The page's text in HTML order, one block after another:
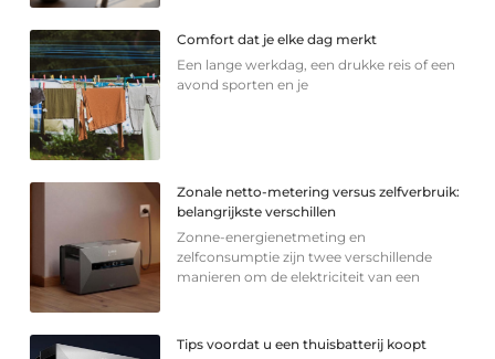
Comfort dat je elke dag merkt
Een lange werkdag, een drukke reis of een
avond sporten en je
Zonale netto-metering versus zelfverbruik:
belangrijkste verschillen
Zonne-energienetmeting en
zelfconsumptie zijn twee verschillende
manieren om de elektriciteit van een
Tips voordat u een thuisbatterij koopt